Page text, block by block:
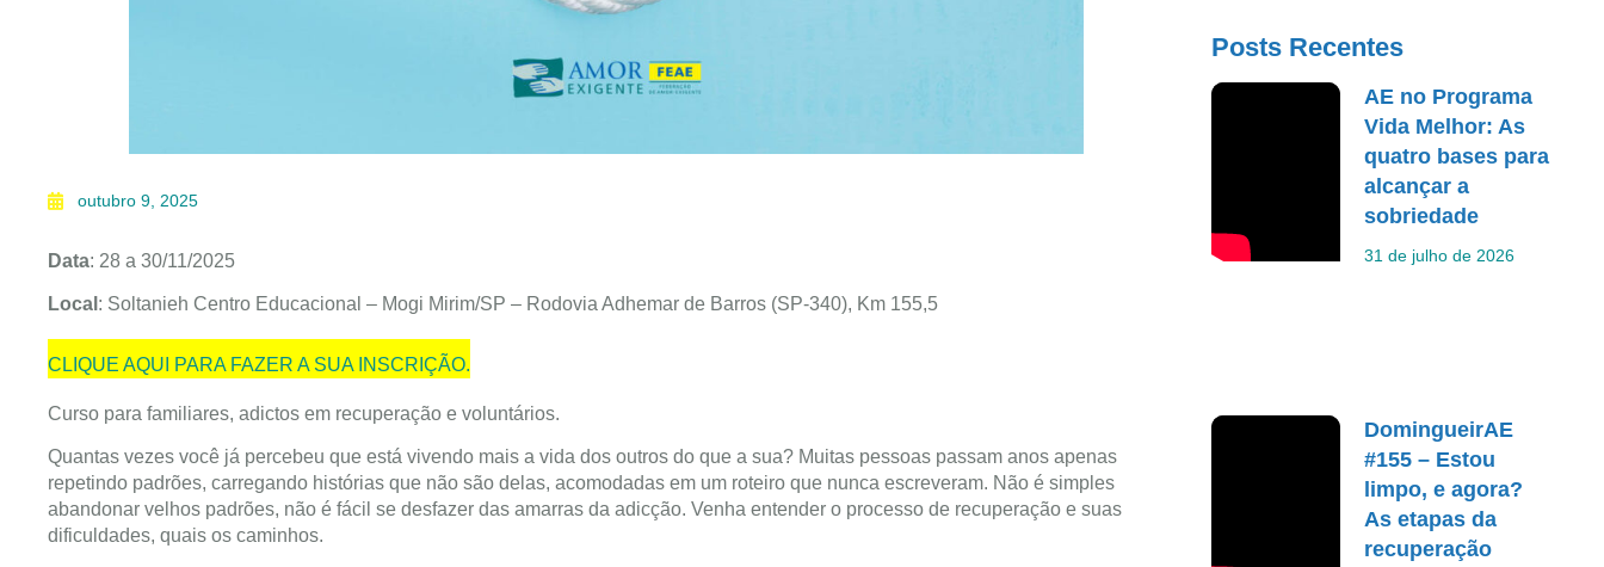
outubro 9, 2025
Data: 28 a 30/11/2025
Local : Soltanieh Centro Educacional – Mogi Mirim/SP – Rodovia Adhemar de Barros (SP-340), Km 155,5
CLIQUE AQUI PARA FAZER A SUA INSCRIÇÃO.
Curso para familiares, adictos em recuperação e voluntários.
Quantas vezes você já percebeu que está vivendo mais a vida dos outros do que a sua? Muitas pessoas passam anos apenas
repetindo padrões, carregando histórias que não são delas, acomodadas em um roteiro que nunca escreveram. Não é simples
abandonar velhos padrões, não é fácil se desfazer das amarras da adicção. Venha entender o processo de recuperação e suas
dificuldades, quais os caminhos.
Posts Recentes
AE no Programa
Vida Melhor: As
quatro bases para
alcançar a
sobriedade
31 de julho de 2026
DomingueirAE
#155 – Estou
limpo, e agora?
As etapas da
recuperação